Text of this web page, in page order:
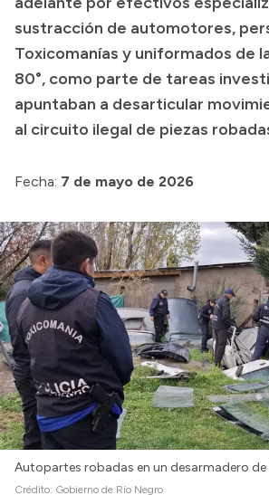
Convocatorias
Intranet
Login
sustracción de automotores,
Toxicomanías y uniformados de
80°, como parte de tareas
apuntaban a desarticular
al circuito ilegal de piezas
Fecha: 7 de mayo de 2026
Autopartes robadas en un desarmadero de
Crédito: Gobierno de Río Negro